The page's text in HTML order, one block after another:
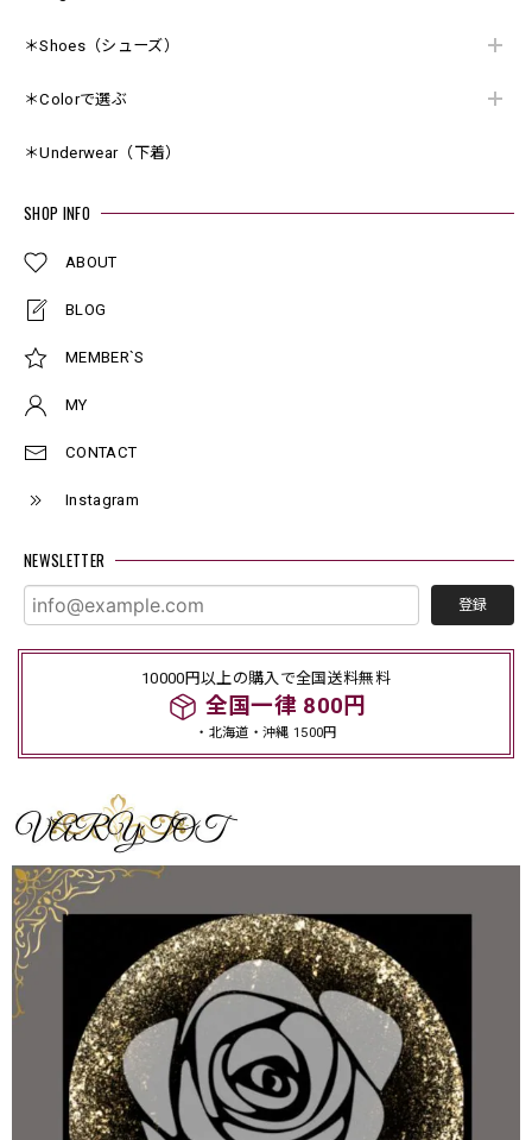
＊Shoes（シューズ）
＊Colorで選ぶ
＊Underwear（下着）
SHOP INFO
ABOUT
BLOG
MEMBER`S
MY
CONTACT
Instagram
NEWSLETTER
登録
10000円以上の購入で全国送料無料
全国一律 800円
・北海道・沖縄 1500円